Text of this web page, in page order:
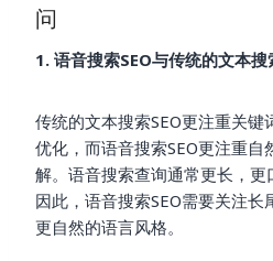
问
1. 语音搜索SEO与传统的文本
传统的文本搜索SEO更注重关
优化，而语音搜索SEO更注重
解。语音搜索查询通常更长，更
因此，语音搜索SEO需要关注
更自然的语言风格。